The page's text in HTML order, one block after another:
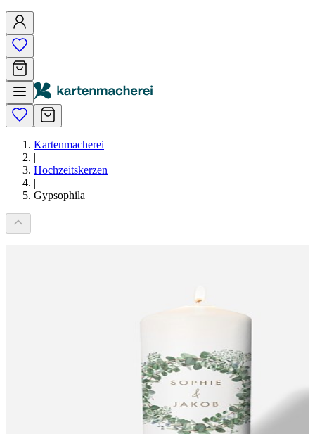
Kartenmacherei
|
Hochzeitskerzen
|
Gypsophila